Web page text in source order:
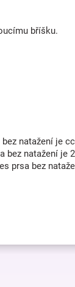
bříšku.
natažení je
bez natažení je
prsa bez